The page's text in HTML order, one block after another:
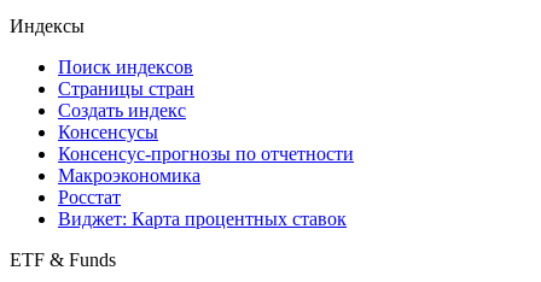
Индексы
Поиск индексов
Страницы стран
Создать индекс
Консенсусы
Консенсус-прогнозы по отчетности
Макроэкономика
Росстат
Виджет: Карта процентных ставок
ETF & Funds